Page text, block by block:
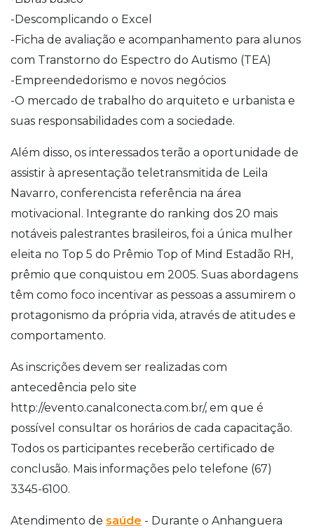
-Descomplicando o Excel
-Ficha de avaliação e acompanhamento para alunos
com Transtorno do Espectro do Autismo (TEA)
-Empreendedorismo e novos negócios
-O mercado de trabalho do arquiteto e urbanista e
suas responsabilidades com a sociedade.
Além disso, os interessados terão a oportunidade de
assistir à apresentação teletransmitida de Leila
Navarro, conferencista referência na área
motivacional. Integrante do ranking dos 20 mais
notáveis palestrantes brasileiros, foi a única mulher
eleita no Top 5 do Prêmio Top of Mind Estadão RH,
prêmio que conquistou em 2005. Suas abordagens
têm como foco incentivar as pessoas a assumirem o
protagonismo da própria vida, através de atitudes e
comportamento.
As inscrições devem ser realizadas com
antecedência pelo site
http://evento.canalconecta.com.br/, em que é
possível consultar os horários de cada capacitação.
Todos os participantes receberão certificado de
conclusão. Mais informações pelo telefone (67)
3345-6100.
Atendimento de saúde - Durante o Anhanguera